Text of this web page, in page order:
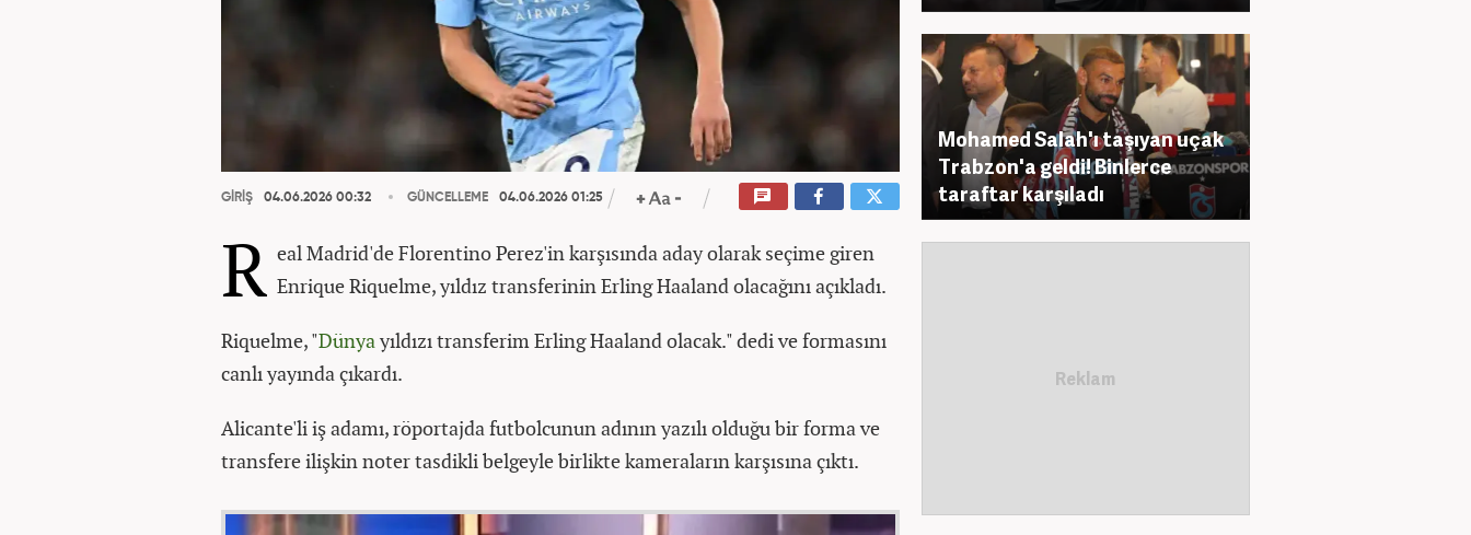
GİRİŞ 04.06.2026 00:32 GÜNCELLEME 04.06.2026 01:25
R eal Madrid'de Florentino Perez'in karşısında aday olarak seçime giren
Enrique Riquelme, yıldız transferinin Erling Haaland olacağını açıkladı.
Riquelme, "Dünyayıldızı transferim Erling Haaland olacak." dedi ve formasını
canlı yayında çıkardı.
Alicante'li iş adamı, röportajda futbolcunun adının yazılı olduğu bir forma ve
transfere ilişkin noter tasdikli belgeyle birlikte kameraların karşısına çıktı.
Mohamed Salah'ı taşıyan uçak
Trabzon'a geldi! Binlerce
taraftar karşıladı